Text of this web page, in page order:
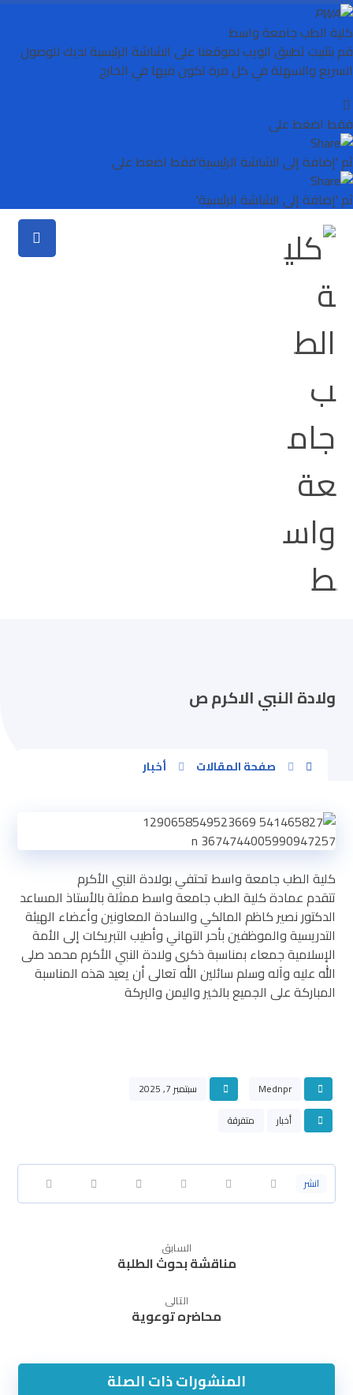
كلية الطب جامعة واسط
قم بتثبيت تطبيق الويب لموقعنا على الشاشة الرئيسية لديك للوصول
السريع والسهلة في كل مرة تكون فيها في الخارج
فقط اضغط على
ثم 'إضافة إلى الشاشة الرئيسية'فقط اضغط على
ثم 'إضافة إلى الشاشة الرئيسية'
ولادة النبي الاكرم ص
صفحة المقالات أخبار
كلية الطب جامعة واسط تحتفي بولادة النبي الأكرم
تتقدم عمادة كلية الطب جامعة واسط ممثلة بالأستاذ المساعد
الدكتور نصير كاظم المالكي والسادة المعاونين وأعضاء الهيئة
التدريسية والموظفين بأحر التهاني وأطيب التبريكات إلى الأمة
الإسلامية جمعاء بمناسبة ذكرى ولادة النبي الأكرم محمد صلى
الله عليه وآله وسلم سائلين الله تعالى أن يعيد هذه المناسبة
المباركة على الجميع بالخير واليمن والبركة
Mednpr
سبتمبر 7, 2025
أخبار
متفرقة
السابق
مناقشة بحوث الطلبة
التالى
محاضره توعوية
المنشورات ذات الصلة